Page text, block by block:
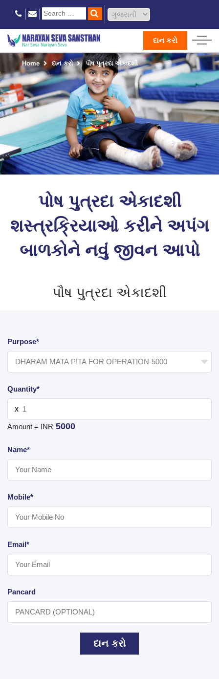
દાન કરો
Home દાન કરો પૌષ પુત્રદા એકાદશી
પોષ પુત્રદા એકાદશી
શસ્ત્રક્રિયાઓ કરીને અપંગ
બાળકોને નવું જીવન આપો
પૌષ પુત્રદા એકાદશી
Purpose*
Quantity*
X
Amount = INR 5000
Name*
Mobile*
Email*
Pancard
દાન કરો